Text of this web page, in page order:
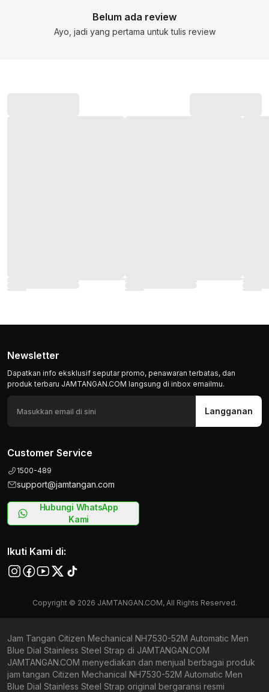
Newsletter
Dapatkan info eksklusif seputar promo, penawaran terbatas, dan
produk terbaru JAMTANGAN.COM langsung di inbox emailmu.
Langganan
Customer Service
1500-489
support@jamtangan.com
Hubungi WhatsApp
Kami
Ikuti Kami di:
Copyright © 2026 JAMTANGAN.COM, All Rights Reserved.
Jam Tangan Citizen Mechanical NH7530-52M Automatic Men
Blue Dial Stainless Steel Strap di JAMTANGAN.COM
JAMTANGAN.COM menyediakan dan menjual berbagai produk
jam tangan Citizen Mechanical NH7530-52M Automatic Men
Blue Dial Stainless Steel Strap original bergaransi resmi
Belum ada review
Ayo, jadi yang pertama untuk tulis review